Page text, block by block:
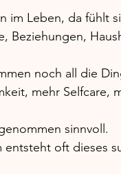
im Leben, da fühlt
Beziehungen,
noch all die
mehr Selfcare,
sinnvoll.
entsteht oft dieses